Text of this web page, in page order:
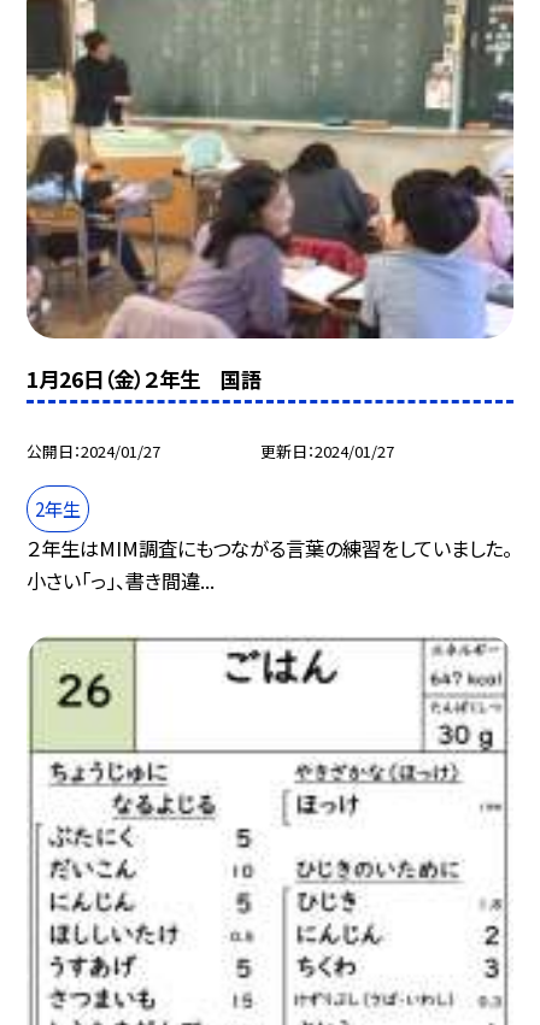
1月26日（金）２年生 国語
公開日 2024/01/27 更新日 2024/01/27
2年生
２年生はMIM調査にもつながる言葉の練習をしていました。
小さい「っ」、書き間違...